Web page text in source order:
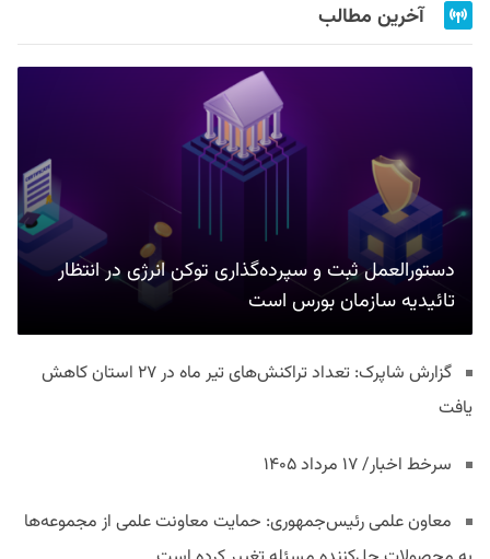
آخرین مطالب
دستورالعمل ثبت و سپرده‌گذاری توکن انرژی در انتظار
تائیدیه سازمان بورس است
گزارش شاپرک: تعداد تراکنش‌های تیر ماه در ۲۷ استان‌ کاهش
یافت
سرخط اخبار/ ۱۷ مرداد ۱۴۰۵
معاون علمی رئیس‌جمهوری: حمایت معاونت علمی از مجموعه‌ها